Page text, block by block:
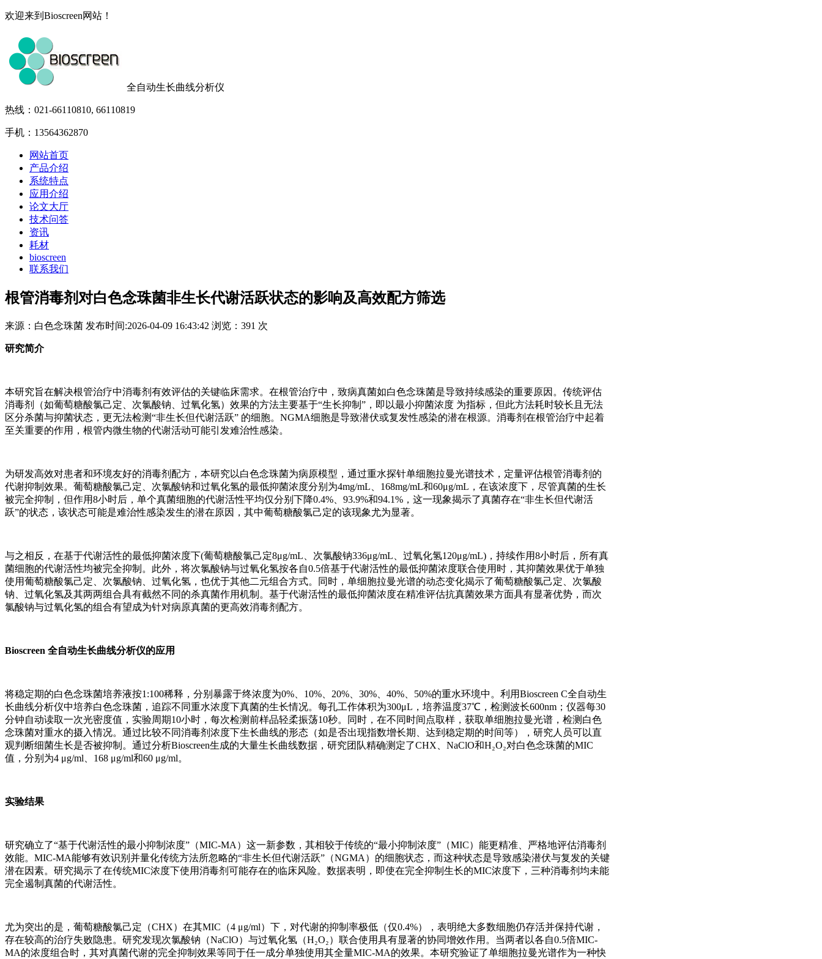
欢迎来到Bioscreen网站！
全自动生长曲线分析仪
热线：021-66110810, 66110819
手机：13564362870
网站首页
产品介绍
系统特点
应用介绍
论文大厅
技术问答
资讯
耗材
bioscreen
联系我们
根管消毒剂对白色念珠菌非生长代谢活跃状态的影响及高效配方筛选
来源： 白色念珠菌 发布时间:2026-04-09 16:43:42 浏览： 391 次
研究简介
本研究旨在解决根管治疗中消毒剂有效评估的关键临床需求。在根管治疗中，致病真菌如白色念珠菌是导致持续感染的重要原因。传统评估
消毒剂（如葡萄糖酸氯己定、次氯酸钠、过氧化氢）效果的方法主要基于“生长抑制”，即以最小抑菌浓度 为指标，但此方法耗时较长且无法
区分杀菌与抑菌状态，更无法检测“非生长但代谢活跃” 的细胞。NGMA细胞是导致潜伏或复发性感染的潜在根源。消毒剂在根管治疗中起着
至关重要的作用，根管内微生物的代谢活动可能引发难治性感染。
为研发高效对患者和环境友好的消毒剂配方，本研究以白色念珠菌为病原模型，通过重水探针单细胞拉曼光谱技术，定量评估根管消毒剂的
代谢抑制效果。葡萄糖酸氯己定、次氯酸钠和过氧化氢的最低抑菌浓度分别为4mg/mL、168mg/mL和60μg/mL，在该浓度下，尽管真菌的生长
被完全抑制，但作用8小时后，单个真菌细胞的代谢活性平均仅分别下降0.4%、93.9%和94.1%，这一现象揭示了真菌存在“非生长但代谢活
跃”的状态，该状态可能是难治性感染发生的潜在原因，其中葡萄糖酸氯己定的该现象尤为显著。
与之相反，在基于代谢活性的最低抑菌浓度下(葡萄糖酸氯己定8μg/mL、次氯酸钠336μg/mL、过氧化氢120μg/mL)，持续作用8小时后，所有真
菌细胞的代谢活性均被完全抑制。此外，将次氯酸钠与过氧化氢按各自0.5倍基于代谢活性的最低抑菌浓度联合使用时，其抑菌效果优于单独
使用葡萄糖酸氯己定、次氯酸钠、过氧化氢，也优于其他二元组合方式。同时，单细胞拉曼光谱的动态变化揭示了葡萄糖酸氯己定、次氯酸
钠、过氧化氢及其两两组合具有截然不同的杀真菌作用机制。基于代谢活性的最低抑菌浓度在精准评估抗真菌效果方面具有显著优势，而次
氯酸钠与过氧化氢的组合有望成为针对病原真菌的更高效消毒剂配方。
Bioscreen 全自动生长曲线分析仪的应用
将稳定期的白色念珠菌培养液按1:100稀释，分别暴露于终浓度为0%、10%、20%、30%、40%、50%的重水环境中。利用Bioscreen C全自动生
长曲线分析仪中培养白色念珠菌，追踪不同重水浓度下真菌的生长情况。每孔工作体积为300μL，培养温度37℃，检测波长600nm；仪器每30
分钟自动读取一次光密度值，实验周期10小时，每次检测前样品轻柔振荡10秒。同时，在不同时间点取样，获取单细胞拉曼光谱，检测白色
念珠菌对重水的摄入情况。通过比较不同消毒剂浓度下生长曲线的形态（如是否出现指数增长期、达到稳定期的时间等），研究人员可以直
观判断细菌生长是否被抑制。通过分析Bioscreen生成的大量生长曲线数据，研究团队精确测定了CHX、NaClO和H₂O₂对白色念珠菌的MIC
值，分别为4 μg/ml、168 μg/ml和60 μg/ml。
实验结果
研究确立了“基于代谢活性的最小抑制浓度”（MIC-MA）这一新参数，其相较于传统的“最小抑制浓度”（MIC）能更精准、严格地评估消毒剂
效能。MIC-MA能够有效识别并量化传统方法所忽略的“非生长但代谢活跃”（NGMA）的细胞状态，而这种状态是导致感染潜伏与复发的关键
潜在因素。研究揭示了在传统MIC浓度下使用消毒剂可能存在的临床风险。数据表明，即使在完全抑制生长的MIC浓度下，三种消毒剂均未能
完全遏制真菌的代谢活性。
尤为突出的是，葡萄糖酸氯己定（CHX）在其MIC（4 μg/ml）下，对代谢的抑制率极低（仅0.4%），表明绝大多数细胞仍存活并保持代谢，
存在较高的治疗失败隐患。研究发现次氯酸钠（NaClO）与过氧化氢（H₂O₂）联合使用具有显著的协同增效作用。当两者以各自0.5倍MIC-
MA的浓度组合时，其对真菌代谢的完全抑制效果等同于任一成分单独使用其全量MIC-MA的效果。本研究验证了单细胞拉曼光谱作为一种快